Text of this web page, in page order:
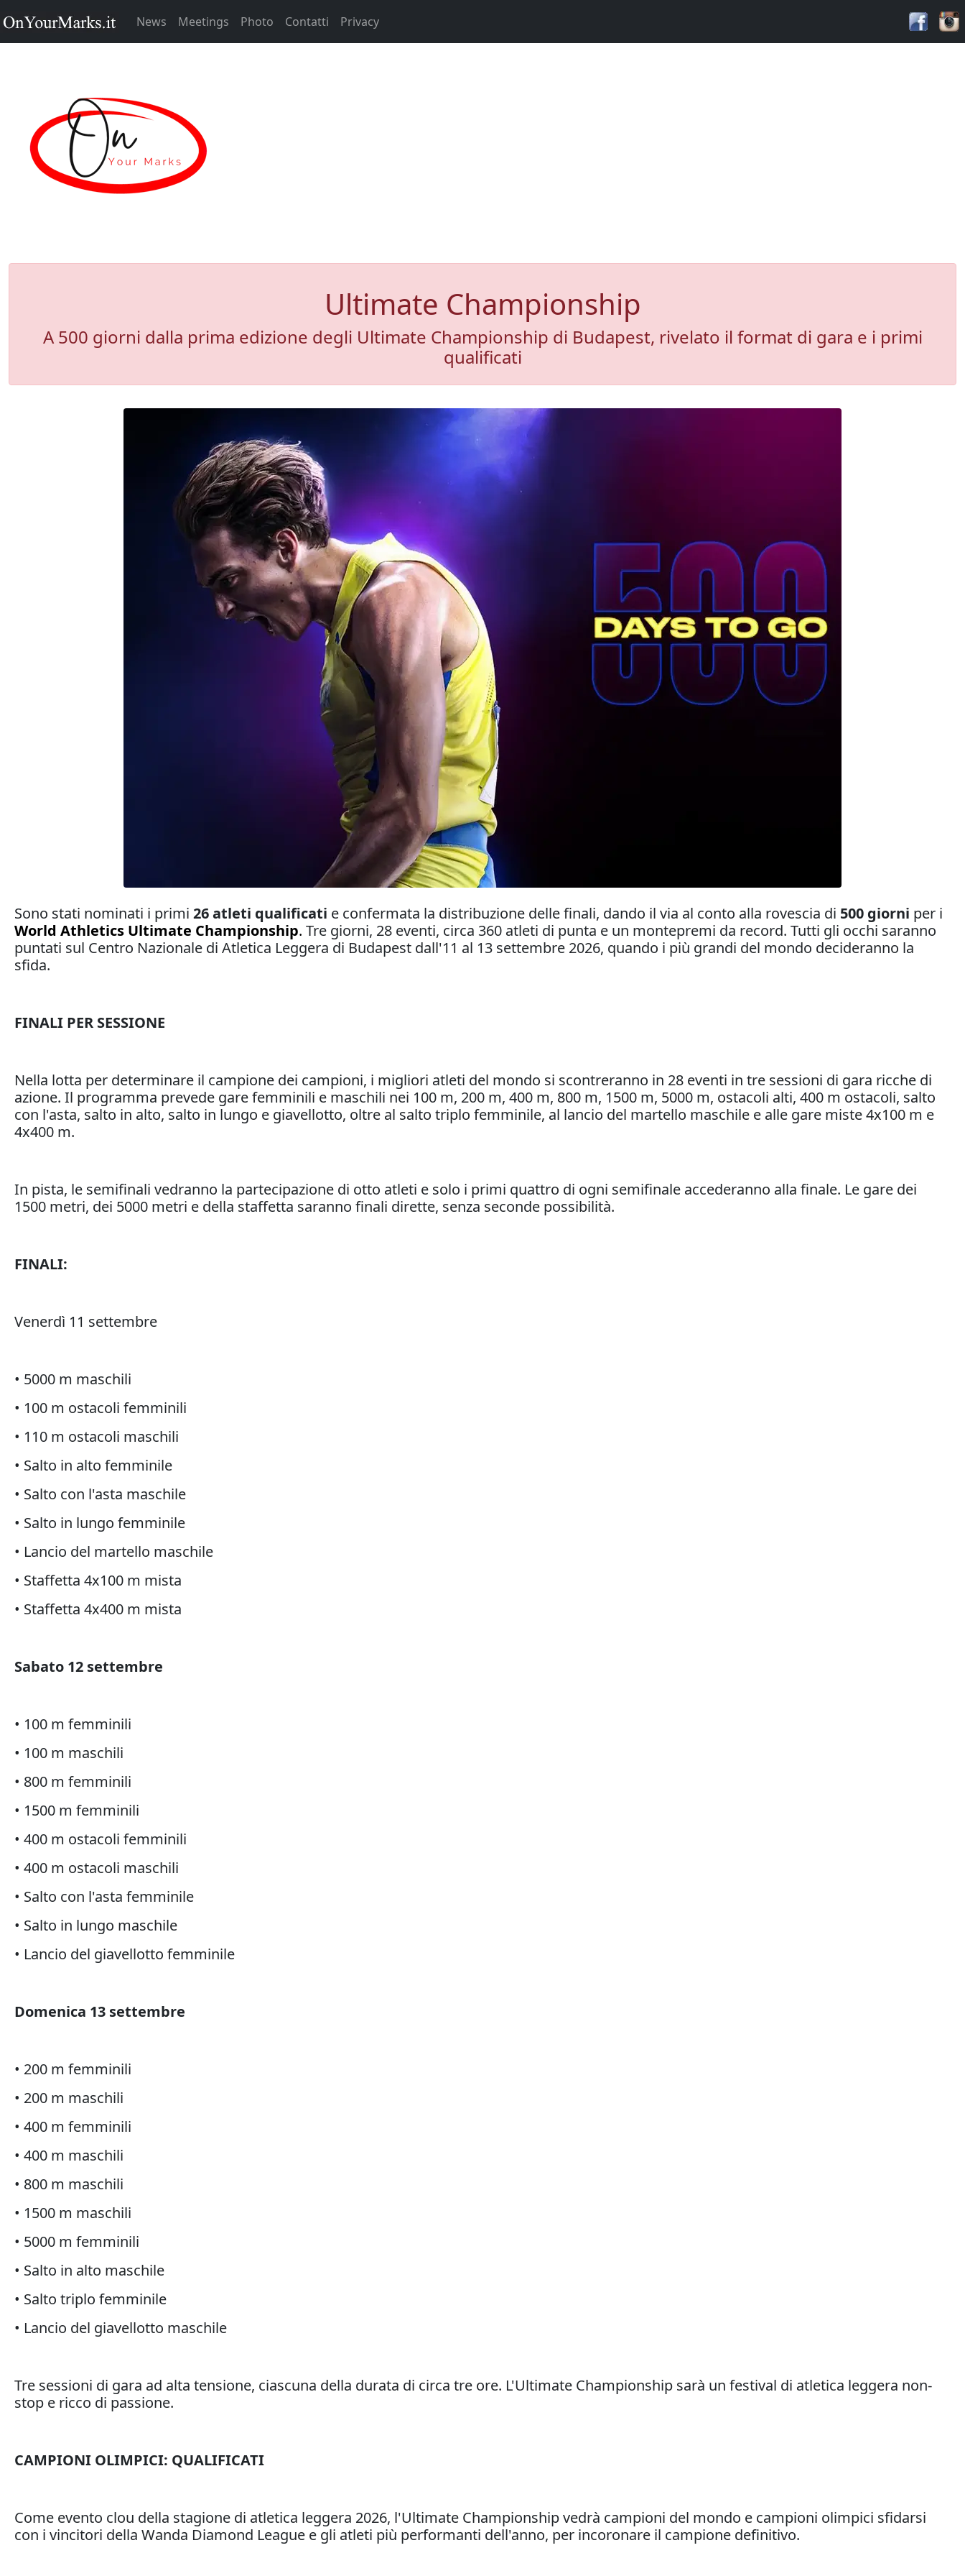
News Meetings Photo Contatti Privacy
Ultimate Championship
A 500 giorni dalla prima edizione degli Ultimate Championship di Budapest, rivelato il format di gara e i primi
qualificati
Sono stati nominati i primi 26 atleti qualificati e confermata la distribuzione delle finali, dando il via al conto alla rovescia di 500 giorni per i
World Athletics Ultimate Championship. Tre giorni, 28 eventi, circa 360 atleti di punta e un montepremi da record. Tutti gli occhi saranno
puntati sul Centro Nazionale di Atletica Leggera di Budapest dall'11 al 13 settembre 2026, quando i più grandi del mondo decideranno la
sfida.
FINALI PER SESSIONE
Nella lotta per determinare il campione dei campioni, i migliori atleti del mondo si scontreranno in 28 eventi in tre sessioni di gara ricche di
azione. Il programma prevede gare femminili e maschili nei 100 m, 200 m, 400 m, 800 m, 1500 m, 5000 m, ostacoli alti, 400 m ostacoli, salto
con l'asta, salto in alto, salto in lungo e giavellotto, oltre al salto triplo femminile, al lancio del martello maschile e alle gare miste 4x100 m e
4x400 m.
In pista, le semifinali vedranno la partecipazione di otto atleti e solo i primi quattro di ogni semifinale accederanno alla finale. Le gare dei
1500 metri, dei 5000 metri e della staffetta saranno finali dirette, senza seconde possibilità.
FINALI:
Venerdì 11 settembre
• 5000 m maschili
• 100 m ostacoli femminili
• 110 m ostacoli maschili
• Salto in alto femminile
• Salto con l'asta maschile
• Salto in lungo femminile
• Lancio del martello maschile
• Staffetta 4x100 m mista
• Staffetta 4x400 m mista
Sabato 12 settembre
• 100 m femminili
• 100 m maschili
• 800 m femminili
• 1500 m femminili
• 400 m ostacoli femminili
• 400 m ostacoli maschili
• Salto con l'asta femminile
• Salto in lungo maschile
• Lancio del giavellotto femminile
Domenica 13 settembre
• 200 m femminili
• 200 m maschili
• 400 m femminili
• 400 m maschili
• 800 m maschili
• 1500 m maschili
• 5000 m femminili
• Salto in alto maschile
• Salto triplo femminile
• Lancio del giavellotto maschile
Tre sessioni di gara ad alta tensione, ciascuna della durata di circa tre ore. L'Ultimate Championship sarà un festival di atletica leggera non-
stop e ricco di passione.
CAMPIONI OLIMPICI: QUALIFICATI
Come evento clou della stagione di atletica leggera 2026, l'Ultimate Championship vedrà campioni del mondo e campioni olimpici sfidarsi
con i vincitori della Wanda Diamond League e gli atleti più performanti dell'anno, per incoronare il campione definitivo.